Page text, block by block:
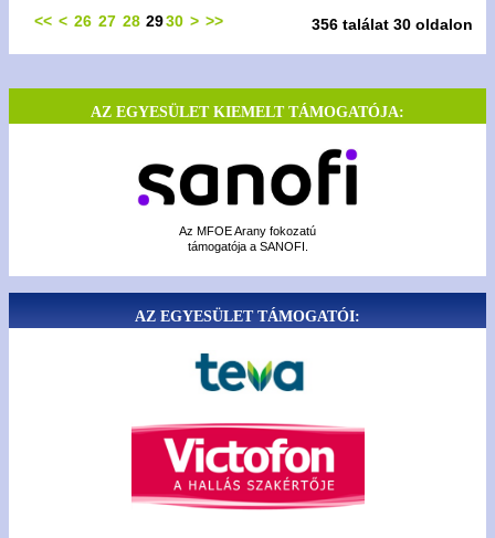
<< < 26 27 28 2930 > >> 356 találat 30 oldalon
AZ EGYESÜLET KIEMELT TÁMOGATÓJA:
Az MFOE Arany fokozatú
támogatója a SANOFI.
AZ EGYESÜLET TÁMOGATÓI: